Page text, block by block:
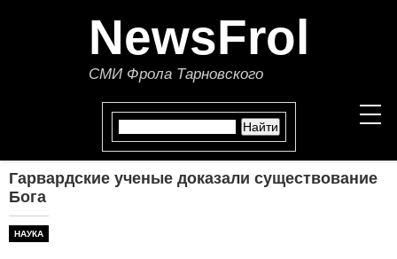
NewsFrol
СМИ Фрола Тарновского
Гарвардские ученые доказали существование
Бога
НАУКА